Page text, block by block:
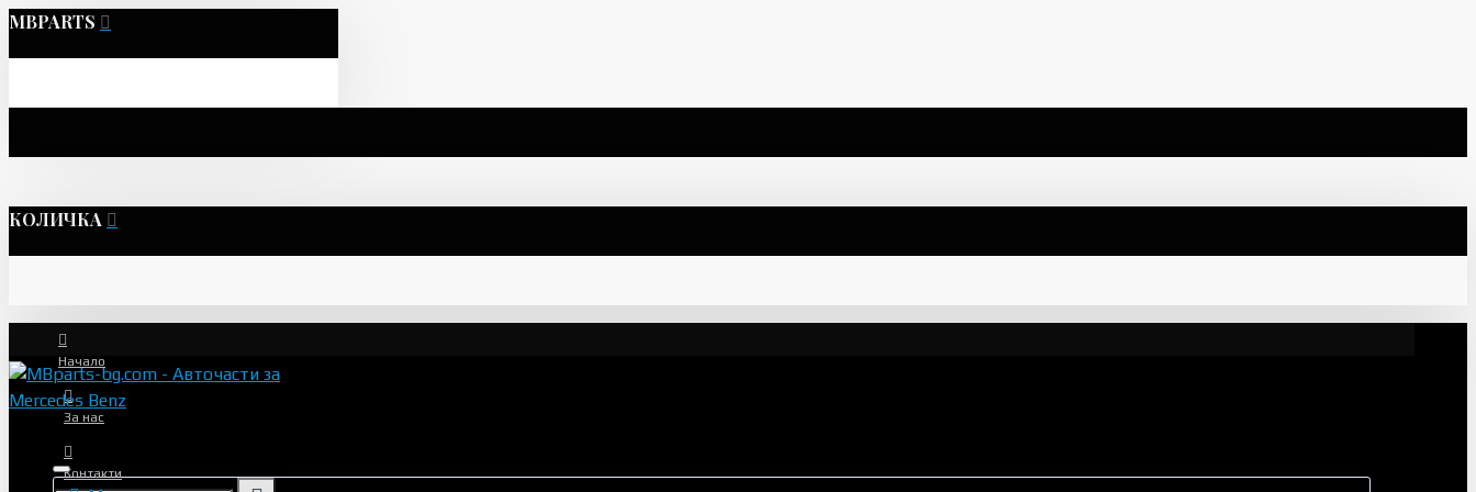
MBPARTS
КОЛИЧКА
Начало
За нас
Контакти